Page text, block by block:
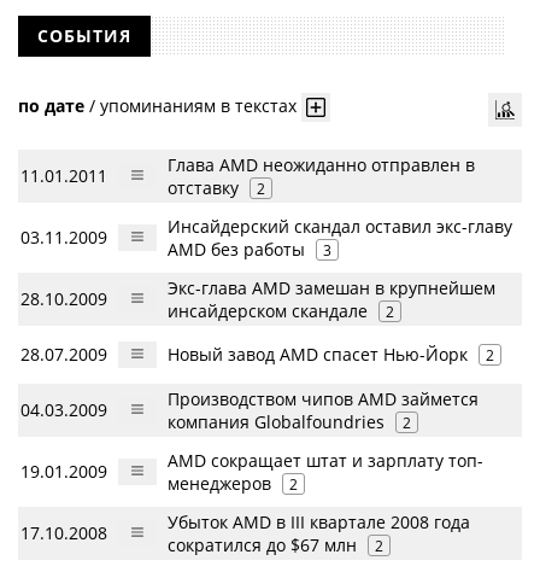
СОБЫТИЯ
по дате / упоминаниям в текстах
11.01.2011
Глава AMD неожиданно отправлен в
отставку
2
03.11.2009
Инсайдерский скандал оставил экс-главу
AMD без работы
3
28.10.2009
Экс-глава AMD замешан в крупнейшем
инсайдерском скандале
2
28.07.2009 Новый завод AMD спасет Нью-Йорк 2
04.03.2009
Производством чипов AMD займется
компания Globalfoundries
2
19.01.2009
AMD сокращает штат и зарплату топ-
менеджеров
2
17.10.2008
Убыток AMD в III квартале 2008 года
сократился до $67 млн
2